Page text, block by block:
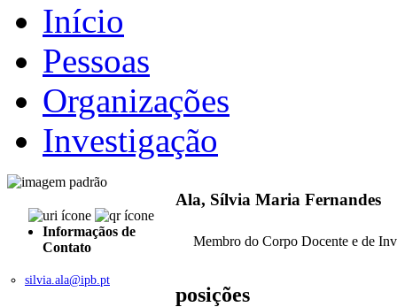
Início
Pessoas
Organizações
Investigação
Informaçãos de
Contato
silvia.ala@ipb.pt
Ala, Sílvia Maria Fernandes
Membro do Corpo Docente e de
posições